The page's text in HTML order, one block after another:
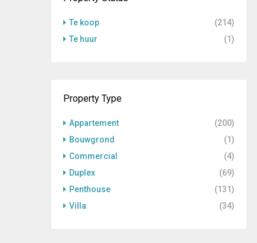
Te koop
(214)
Te huur
(1)
Property Type
Appartement
(200)
Bouwgrond
(1)
Commercial
(4)
Duplex
(69)
Penthouse
(131)
Villa
(34)